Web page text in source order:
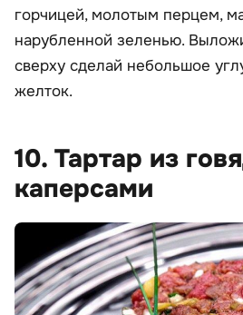
горчицей, молотым перцем,
нарубленной зеленью.
сверху сделай небольшое
желток.
10. Тартар из
каперсами